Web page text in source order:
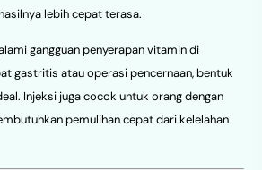
lebih cepat terasa.
gangguan penyerapan vitamin di
gastritis atau operasi pencernaan, bentuk
Injeksi juga cocok untuk orang dengan
pemulihan cepat dari kelelahan